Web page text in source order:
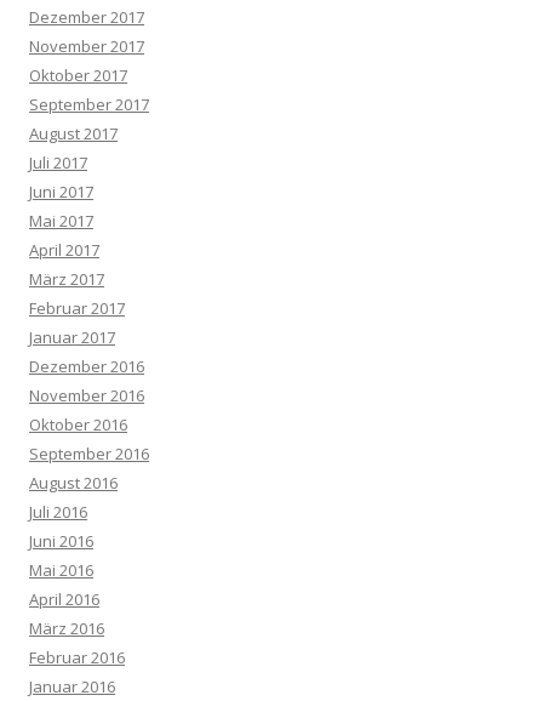
Dezember 2017
November 2017
Oktober 2017
September 2017
August 2017
Juli 2017
Juni 2017
Mai 2017
April 2017
März 2017
Februar 2017
Januar 2017
Dezember 2016
November 2016
Oktober 2016
September 2016
August 2016
Juli 2016
Juni 2016
Mai 2016
April 2016
März 2016
Februar 2016
Januar 2016